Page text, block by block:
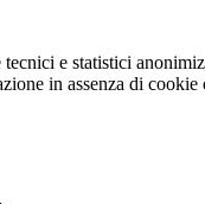
e statistici
in assenza di